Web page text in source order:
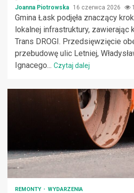
Joanna Piotrowska 16 czerwca 2026
Gmina Łask podjęła znaczący
lokalnej infrastruktury, zawierając
Trans DROGI. Przedsięwzięcie
przebudowę ulic Letniej,
Ignacego... Czytaj dalej
REMONTY WYDARZENIA